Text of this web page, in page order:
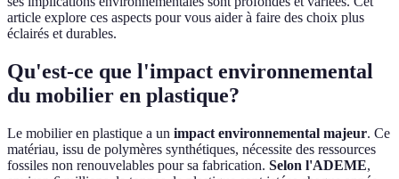
article explore ces aspects pour vous aider à faire des choix plus
éclairés et durables.
Qu'est-ce que l'impact environnemental
du mobilier en plastique?
Le mobilier en plastique a un impact environnemental majeur. Ce
matériau, issu de polymères synthétiques, nécessite des ressources
fossiles non renouvelables pour sa fabrication. Selon l'ADEME,